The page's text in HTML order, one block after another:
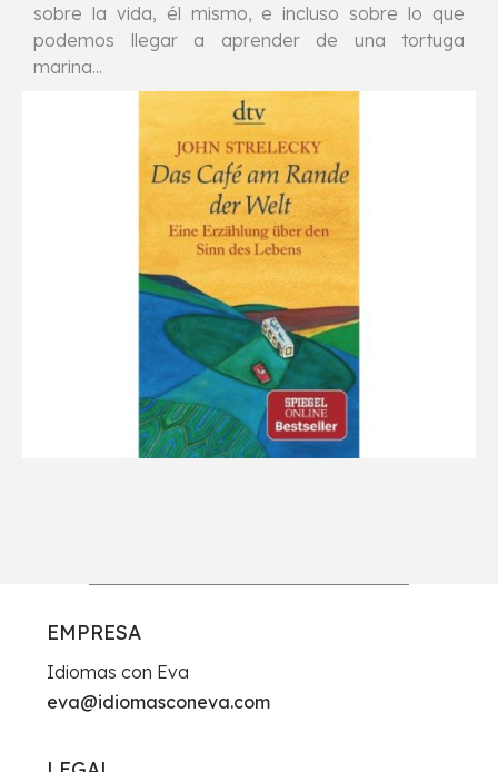
sobre la vida, él mismo, e incluso sobre lo que
podemos llegar a aprender de una tortuga
marina...
EMPRESA
Idiomas con Eva
eva@idiomasconeva.com